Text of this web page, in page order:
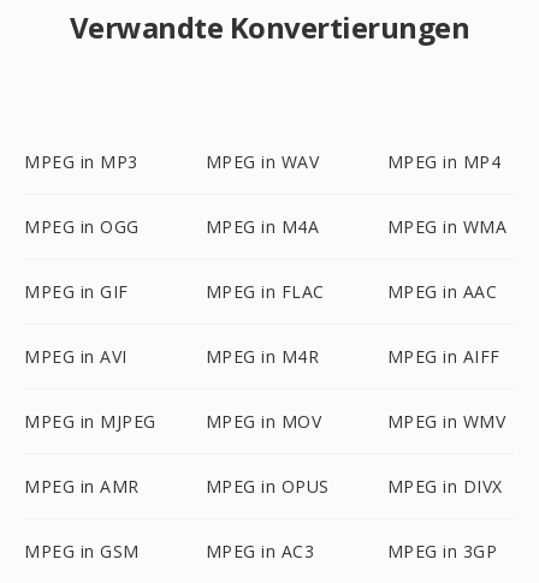
Verwandte Konvertierungen
MPEG in MP3 MPEG in WAV MPEG in MP4
MPEG in OGG MPEG in M4A MPEG in WMA
MPEG in GIF MPEG in FLAC MPEG in AAC
MPEG in AVI MPEG in M4R MPEG in AIFF
MPEG in MJPEG MPEG in MOV MPEG in WMV
MPEG in AMR MPEG in OPUS MPEG in DIVX
MPEG in GSM MPEG in AC3 MPEG in 3GP